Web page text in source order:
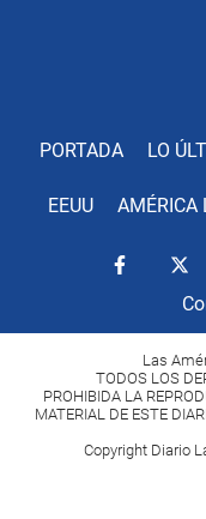
PORTADA LO
EEUU AMÉRICA
Las
TODOS LOS
PROHIBIDA LA
MATERIAL DE ESTE
Copyright Diario